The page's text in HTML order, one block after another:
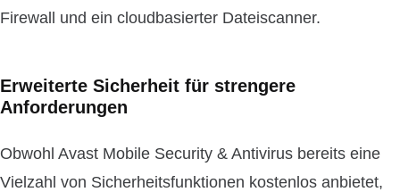
Firewall und ein cloudbasierter Dateiscanner.
Erweiterte Sicherheit für strengere
Anforderungen
Obwohl Avast Mobile Security & Antivirus bereits eine
Vielzahl von Sicherheitsfunktionen kostenlos anbietet,